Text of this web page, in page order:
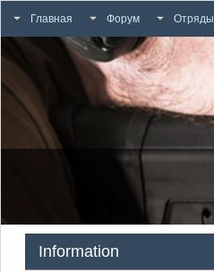
Главная Форум Отряды
Information